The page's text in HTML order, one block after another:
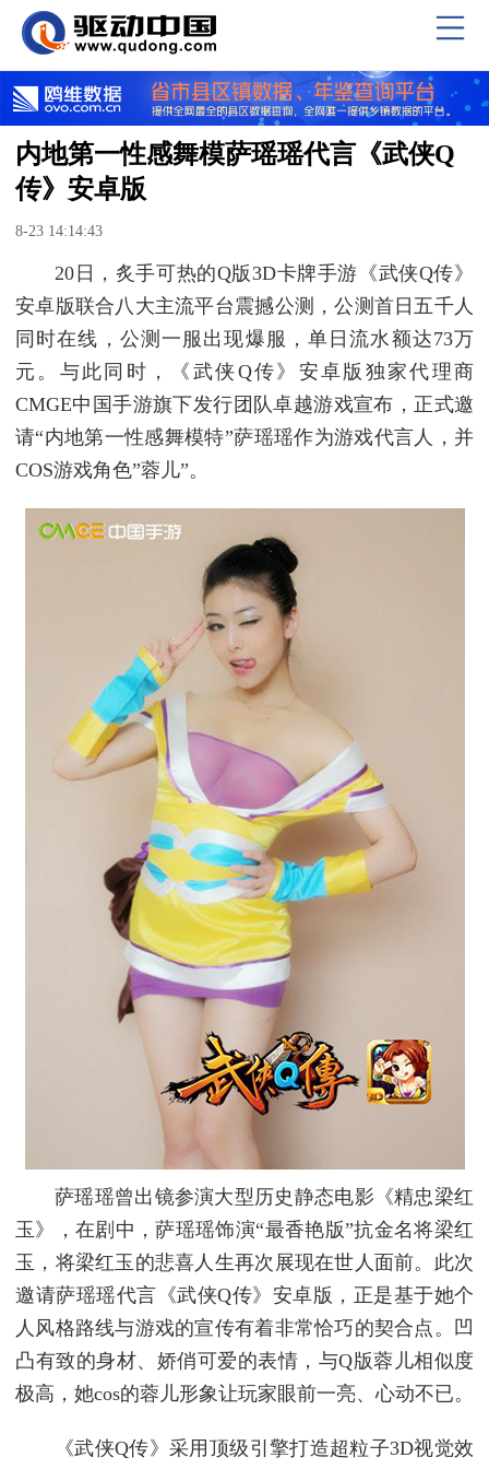
内地第一性感舞模萨瑶瑶代言《武侠Q
传》安卓版
8-23 14:14:43
20日，炙手可热的Q版3D卡牌手游《武侠Q传》
安卓版联合八大主流平台震撼公测，公测首日五千人
同时在线，公测一服出现爆服，单日流水额达73万
元。与此同时，《武侠Q传》安卓版独家代理商
CMGE中国手游旗下发行团队卓越游戏宣布，正式邀
请“内地第一性感舞模特”萨瑶瑶作为游戏代言人，并
COS游戏角色”蓉儿”。
萨瑶瑶曾出镜参演大型历史静态电影《精忠梁红
玉》，在剧中，萨瑶瑶饰演“最香艳版”抗金名将梁红
玉，将梁红玉的悲喜人生再次展现在世人面前。此次
邀请萨瑶瑶代言《武侠Q传》安卓版，正是基于她个
人风格路线与游戏的宣传有着非常恰巧的契合点。凹
凸有致的身材、娇俏可爱的表情，与Q版蓉儿相似度
极高，她cos的蓉儿形象让玩家眼前一亮、心动不已。
《武侠Q传》采用顶级引擎打造超粒子3D视觉效